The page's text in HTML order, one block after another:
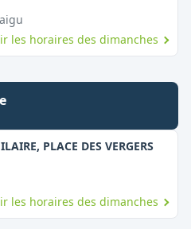
les horaires des dimanches
PLACE DES VERGERS,
les horaires des dimanches